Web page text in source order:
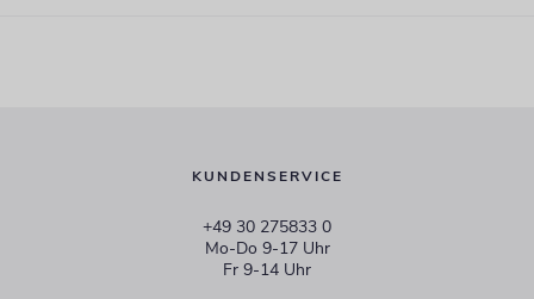
KUNDENSERVICE
+49 30 275833 0
Mo-Do 9-17 Uhr
Fr 9-14 Uhr